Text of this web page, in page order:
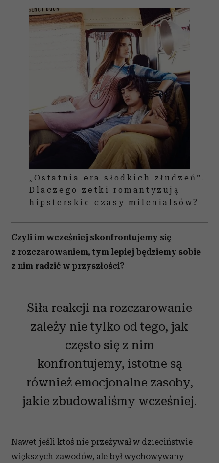
„Ostatnia era słodkich złudzeń”.
Dlaczego zetki romantyzują
hipsterskie czasy milenialsów?
Czyli im wcześniej skonfrontujemy się
z rozczarowaniem, tym lepiej będziemy sobie
z nim radzić w przyszłości?
Siła reakcji na rozczarowanie
zależy nie tylko od tego, jak
często się z nim
konfrontujemy, istotne są
również emocjonalne zasoby,
jakie zbudowaliśmy wcześniej.
Nawet jeśli ktoś nie przeżywał w dzieciństwie
większych zawodów, ale był wychowywany